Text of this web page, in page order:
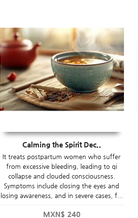
Calming the Spirit Dec..
It treats postpartum women who suffer
from excessive bleeding, leading to qi
collapse and clouded consciousness.
Symptoms include closing the eyes and
losing awareness, and in severe cases, f...
MXN$ 240